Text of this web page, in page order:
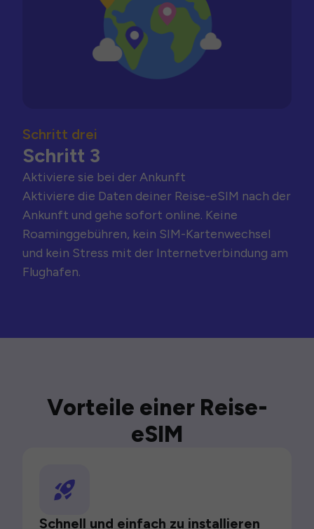
Schritt drei
Schritt 3
Aktiviere sie bei der Ankunft
Aktiviere die Daten deiner Reise-eSIM nach der
Ankunft und gehe sofort online. Keine
Roaminggebühren, kein SIM-Kartenwechsel
und kein Stress mit der Internetverbindung am
Flughafen.
Vorteile einer Reise-
eSIM
Schnell und einfach zu installieren